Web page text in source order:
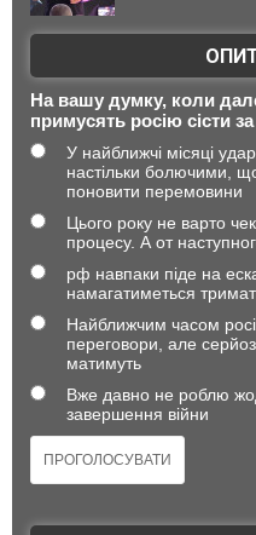
На вашу думку, коли
примусять росію сісти
У найближчі місяці
настільки болючими,
поновити перемовини
Цього року не варто
процесу. А от
рф навпаки піде на
намагатиметься
Найближчим часом
переговори, але
матимуть
Вже давно не роблю
завершення війни